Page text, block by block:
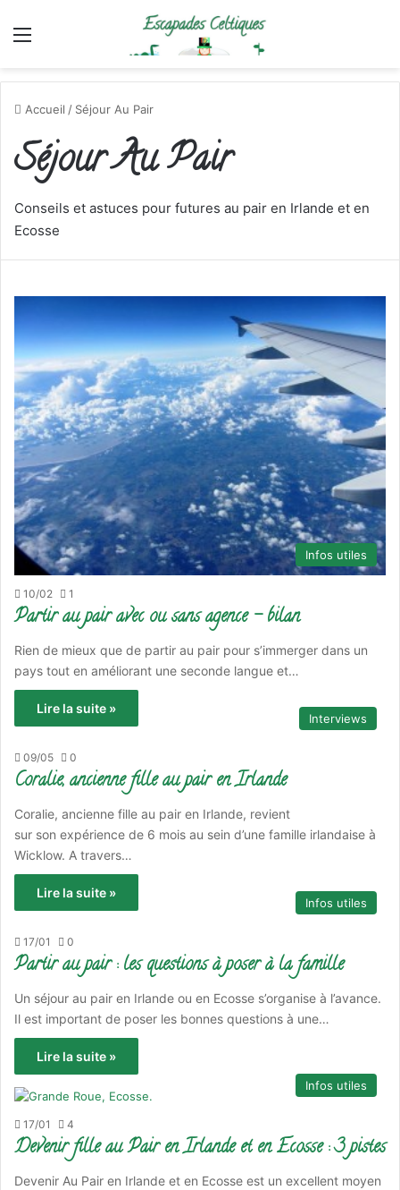
Menu
Accueil / Séjour Au Pair
Séjour Au Pair
Conseils et astuces pour futures au pair en Irlande et en
Ecosse
Infos utiles
10/02 1
Partir au pair avec ou sans agence – bilan
Rien de mieux que de partir au pair pour s’immerger dans un
pays tout en améliorant une seconde langue et…
Lire la suite »
Interviews
09/05 0
Coralie, ancienne fille au pair en Irlande
Coralie, ancienne fille au pair en Irlande, revient
sur son expérience de 6 mois au sein d’une famille irlandaise à
Wicklow. A travers…
Lire la suite »
Infos utiles
17/01 0
Partir au pair : les questions à poser à la famille
Un séjour au pair en Irlande ou en Ecosse s’organise à l’avance.
Il est important de poser les bonnes questions à une…
Lire la suite »
Infos utiles
17/01 4
Devenir fille au Pair en Irlande et en Ecosse : 3 pistes
Devenir Au Pair en Irlande et en Ecosse est un excellent moyen